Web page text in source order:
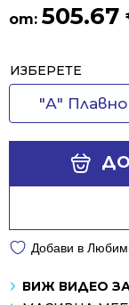
от: 505.67
ИЗБЕРЕТЕ
"А"
Alternative:
Добави в
ВИЖ ВИДЕО